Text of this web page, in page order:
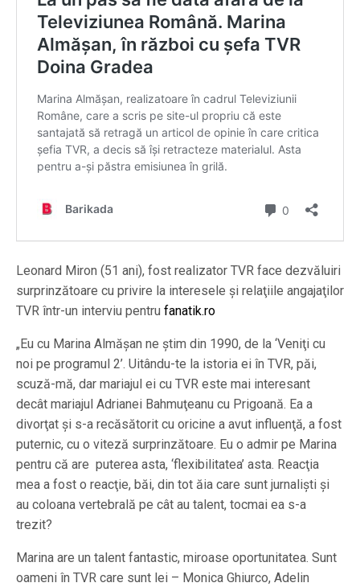
Leonard Miron (51 ani), fost realizator TVR face dezvăluiri
surprinzătoare cu privire la interesele şi relaţiile angajaţilor
TVR într-un interviu pentru fanatik.ro
„Eu cu Marina Almășan ne ştim din 1990, de la ‘Veniţi cu
noi pe programul 2’. Uitându-te la istoria ei în TVR, păi,
scuză-mă, dar mariajul ei cu TVR este mai interesant
decât mariajul Adrianei Bahmuţeanu cu Prigoană. Ea a
divorţat şi s-a recăsătorit cu oricine a avut influenţă, a fost
puternic, cu o viteză surprinzătoare. Eu o admir pe Marina
pentru că are puterea asta, ‘flexibilitatea’ asta. Reacţia
mea a fost o reacţie, băi, din tot ăia care sunt jurnalişti şi
au coloana vertebrală pe cât au talent, tocmai ea s-a
trezit?
Marina are un talent fantastic, miroase oportunitatea. Sunt
oameni în TVR care sunt lei – Monica Ghiurco, Adelin